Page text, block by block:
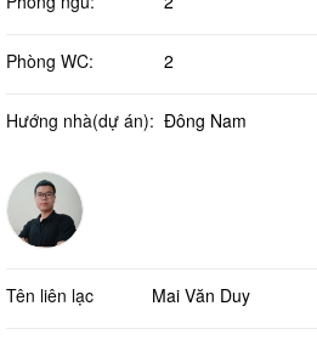
Phòng WC: 2
Hướng nhà(dự án): Đông Nam
Tên liên lạc Mai Văn Duy